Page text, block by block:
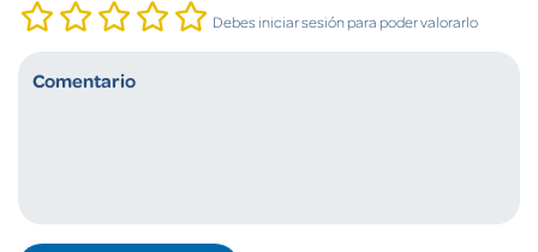
Debes iniciar sesión para poder valorarlo